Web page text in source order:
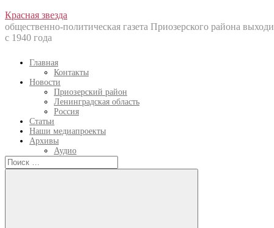
Перейти
к
содержанию
Красная звезда
общественно-политическая газета Приозерского района
с 1940 года
Главная
Контакты
Новости
Приозерский район
Ленинградская область
Россия
Статьи
Наши медиапроекты
Архивы
Аудио
Искать: